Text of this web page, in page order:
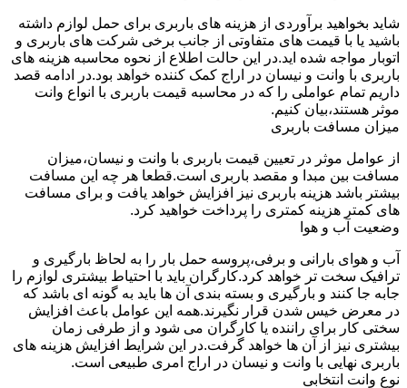
شاید بخواهید برآوردی از هزینه های باربری برای حمل لوازم داشته
باشید یا با قیمت های متفاوتی از جانب برخی شرکت های باربری و
اتوبار مواجه شده اید.در این حالت اطلاع از نحوه محاسبه هزینه های
باربری با وانت و نیسان در اراج کمک کننده خواهد بود.در ادامه قصد
داریم تمام عواملی را که در محاسبه قیمت باربری با انواع وانت
موثر هستند،بیان کنیم.
میزان مسافت باربری
از عوامل موثر در تعیین قیمت باربری با وانت و نیسان،میزان
مسافت بین مبدا و مقصد باربری است.قطعا هر چه این مسافت
بیشتر باشد هزینه باربری نیز افزایش خواهد یافت و برای مسافت
های کمتر هزینه کمتری را پرداخت خواهید کرد.
وضعیت آب و هوا
آب و هوای بارانی و برفی،پروسه حمل بار را به لحاظ بارگیری و
ترافیک سخت تر خواهد کرد.کارگران باید با احتیاط بیشتری لوازم را
جابه جا کنند و بارگیری و بسته بندی آن ها باید به گونه ای باشد که
در معرض خیس شدن قرار نگیرند.همه این عوامل باعث افزایش
سختی کار برای راننده یا کارگران می شود و از طرفی زمان
بیشتری نیز از آن ها خواهد گرفت.در این شرایط افزایش هزینه های
باربری نهایی با وانت و نیسان در اراج امری طبیعی است.
نوع وانت انتخابی